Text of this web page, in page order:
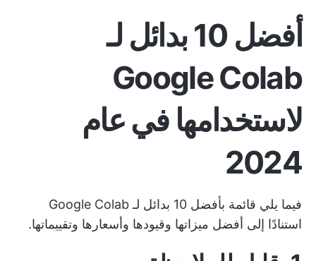
أفضل 10 بدائل لـ
Google Colab
لاستخدامها في عام
2024
فيما يلي قائمة بأفضل 10 بدائل لـ Google Colab
استنادًا إلى أفضل ميزاتها وقيودها وأسعارها وتقييماتها.